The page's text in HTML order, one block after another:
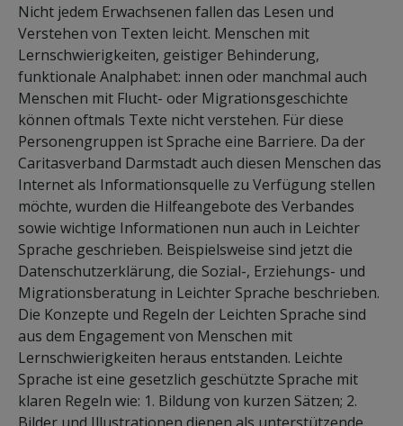
Nicht jedem Erwachsenen fallen das Lesen und
Verstehen von Texten leicht. Menschen mit
Lernschwierigkeiten, geistiger Behinderung,
funktionale Analphabet: innen oder manchmal auch
Menschen mit Flucht- oder Migrationsgeschichte
können oftmals Texte nicht verstehen. Für diese
Personengruppen ist Sprache eine Barriere. Da der
Caritasverband Darmstadt auch diesen Menschen das
Internet als Informationsquelle zu Verfügung stellen
möchte, wurden die Hilfeangebote des Verbandes
sowie wichtige Informationen nun auch in Leichter
Sprache geschrieben. Beispielsweise sind jetzt die
Datenschutzerklärung, die Sozial-, Erziehungs- und
Migrationsberatung in Leichter Sprache beschrieben.
Die Konzepte und Regeln der Leichten Sprache sind
aus dem Engagement von Menschen mit
Lernschwierigkeiten heraus entstanden. Leichte
Sprache ist eine gesetzlich geschützte Sprache mit
klaren Regeln wie: 1. Bildung von kurzen Sätzen; 2.
Bilder und Illustrationen dienen als unterstützende